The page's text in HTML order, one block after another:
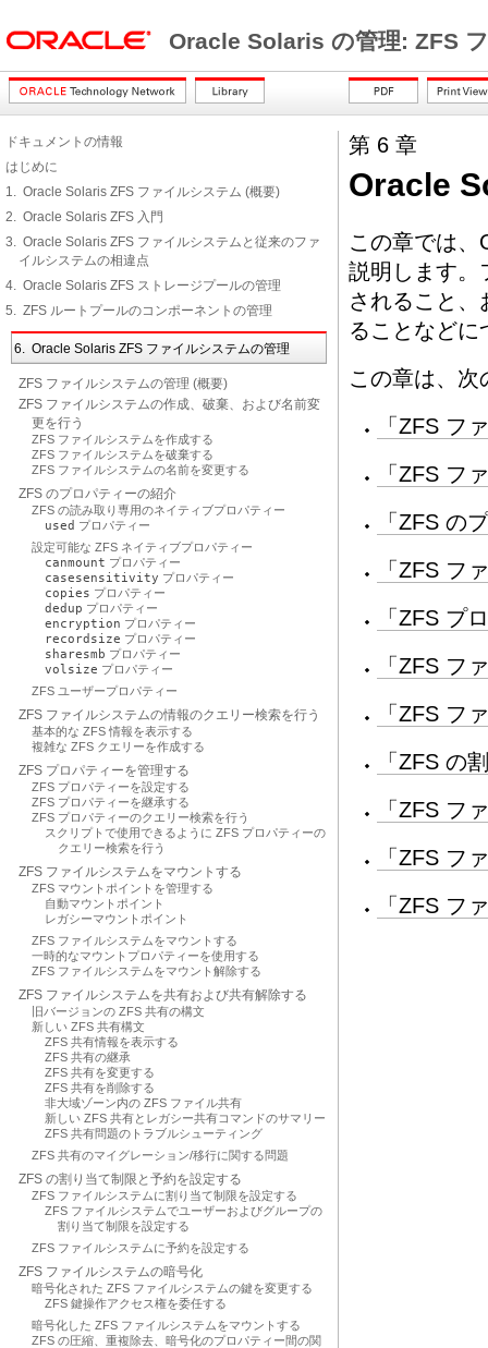
Oracle Solaris の管理: ZFS
ドキュメントの情報
はじめに
1. Oracle Solaris ZFS ファイルシステム (概要)
2. Oracle Solaris ZFS 入門
3. Oracle Solaris ZFS ファイルシステムと従来のファ
イルシステムの相違点
4. Oracle Solaris ZFS ストレージプールの管理
5. ZFS ルートプールのコンポーネントの管理
6. Oracle Solaris ZFS ファイルシステムの管理
ZFS ファイルシステムの管理 (概要)
ZFS ファイルシステムの作成、破棄、および名前変
更を行う
ZFS ファイルシステムを作成する
ZFS ファイルシステムを破棄する
ZFS ファイルシステムの名前を変更する
ZFS のプロパティーの紹介
ZFS の読み取り専用のネイティブプロパティー
used プロパティー
設定可能な ZFS ネイティブプロパティー
canmount プロパティー
casesensitivity プロパティー
copies プロパティー
dedup プロパティー
encryption プロパティー
recordsize プロパティー
sharesmb プロパティー
volsize プロパティー
ZFS ユーザープロパティー
ZFS ファイルシステムの情報のクエリー検索を行う
基本的な ZFS 情報を表示する
複雑な ZFS クエリーを作成する
ZFS プロパティーを管理する
ZFS プロパティーを設定する
ZFS プロパティーを継承する
ZFS プロパティーのクエリー検索を行う
スクリプトで使用できるように ZFS プロパティーの
クエリー検索を行う
ZFS ファイルシステムをマウントする
ZFS マウントポイントを管理する
自動マウントポイント
レガシーマウントポイント
ZFS ファイルシステムをマウントする
一時的なマウントプロパティーを使用する
ZFS ファイルシステムをマウント解除する
ZFS ファイルシステムを共有および共有解除する
旧バージョンの ZFS 共有の構文
新しい ZFS 共有構文
ZFS 共有情報を表示する
ZFS 共有の継承
ZFS 共有を変更する
ZFS 共有を削除する
非大域ゾーン内の ZFS ファイル共有
新しい ZFS 共有とレガシー共有コマンドのサマリー
ZFS 共有問題のトラブルシューティング
ZFS 共有のマイグレーション/移行に関する問題
ZFS の割り当て制限と予約を設定する
ZFS ファイルシステムに割り当て制限を設定する
ZFS ファイルシステムでユーザーおよびグループの
割り当て制限を設定する
ZFS ファイルシステムに予約を設定する
ZFS ファイルシステムの暗号化
暗号化された ZFS ファイルシステムの鍵を変更する
ZFS 鍵操作アクセス権を委任する
暗号化した ZFS ファイルシステムをマウントする
ZFS の圧縮、重複除去、暗号化のプロパティー間の関
第 6 章
Oracle
この章では、
説明します。
されること
ることなどに
この章は、次
「ZFS フ
「ZFS フ
「ZFS の
「ZFS フ
「ZFS プ
「ZFS フ
「ZFS フ
「ZFS の
「ZFS フ
「ZFS フ
「ZFS フ